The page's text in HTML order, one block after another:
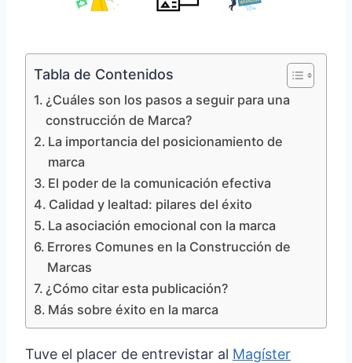
Tabla de Contenidos
¿Cuáles son los pasos a seguir para una
construcción de Marca?
La importancia del posicionamiento de
marca
El poder de la comunicación efectiva
Calidad y lealtad: pilares del éxito
La asociación emocional con la marca
Errores Comunes en la Construcción de
Marcas
¿Cómo citar esta publicación?
Más sobre éxito en la marca
Tuve el placer de entrevistar al Magíster